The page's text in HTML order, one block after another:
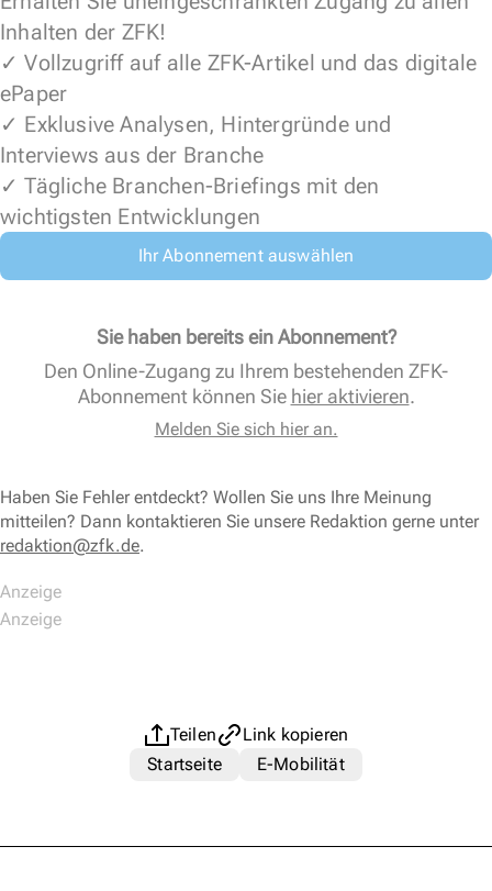
Inhalten der ZFK!
✓ Vollzugriff auf alle ZFK-Artikel und das digitale
ePaper
✓ Exklusive Analysen, Hintergründe und
Interviews aus der Branche
✓ Tägliche Branchen-Briefings mit den
wichtigsten Entwicklungen
Ihr Abonnement auswählen
Sie haben bereits ein Abonnement?
Den Online-Zugang zu Ihrem bestehenden ZFK-
Abonnement können Sie hier aktivieren.
Melden Sie sich hier an.
Haben Sie Fehler entdeckt? Wollen Sie uns Ihre Meinung
mitteilen? Dann kontaktieren Sie unsere Redaktion gerne unter
redaktion@zfk.de.
Teilen
Link kopieren
Startseite
E-Mobilität